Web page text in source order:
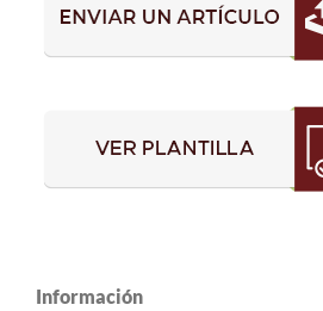
Información